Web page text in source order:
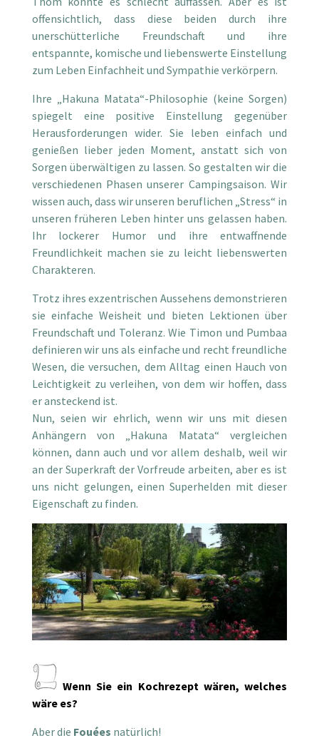
offensichtlich, dass diese beiden durch ihre
unerschütterliche Freundschaft und ihre
entspannte, komische und liebenswerte Einstellung
zum Leben Einfachheit und Sympathie verkörpern.
Ihre „Hakuna Matata“-Philosophie (keine Sorgen)
spiegelt eine positive Einstellung gegenüber
Herausforderungen wider. Sie leben einfach und
genießen lieber jeden Moment, anstatt sich von
Sorgen überwältigen zu lassen. So gestalten wir die
verschiedenen Phasen unserer Campingsaison. Wir
wissen auch, dass wir unseren beruflichen „Stress“ in
unseren früheren Leben hinter uns gelassen haben.
Ihr lockerer Humor und ihre entwaffnende
Freundlichkeit machen sie zu leicht liebenswerten
Charakteren.
Trotz ihres exzentrischen Aussehens demonstrieren
sie einfache Weisheit und bieten Lektionen über
Freundschaft und Toleranz. Wie Timon und Pumbaa
definieren wir uns als einfache und recht freundliche
Wesen, die versuchen, dem Alltag einen Hauch von
Leichtigkeit zu verleihen, von dem wir hoffen, dass
er ansteckend ist.
Nun, seien wir ehrlich, wenn wir uns mit diesen
Anhängern von „Hakuna Matata“ vergleichen
können, dann auch und vor allem deshalb, weil wir
an der Superkraft der Vorfreude arbeiten, aber es ist
uns nicht gelungen, einen Superhelden mit dieser
Eigenschaft zu finden.
Wenn Sie ein Kochrezept wären, welches
wäre es?
Aber die Fouées natürlich!